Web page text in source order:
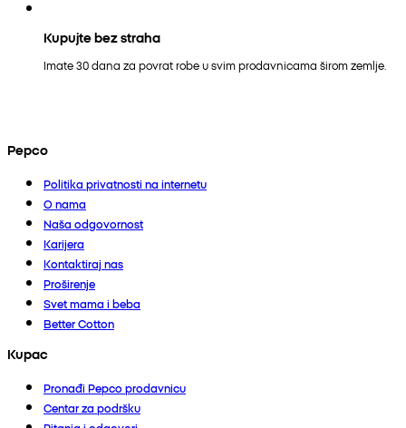
Kupujte bez straha
Imate 30 dana za povrat robe u svim prodavnicama širom zemlje.
Pepco
Politika privatnosti na internetu
O nama
Naša odgovornost
Karijera
Kontaktiraj nas
Proširenje
Svet mama i beba
Better Cotton
Kupac
Pronađi Pepco prodavnicu
Centar za podršku